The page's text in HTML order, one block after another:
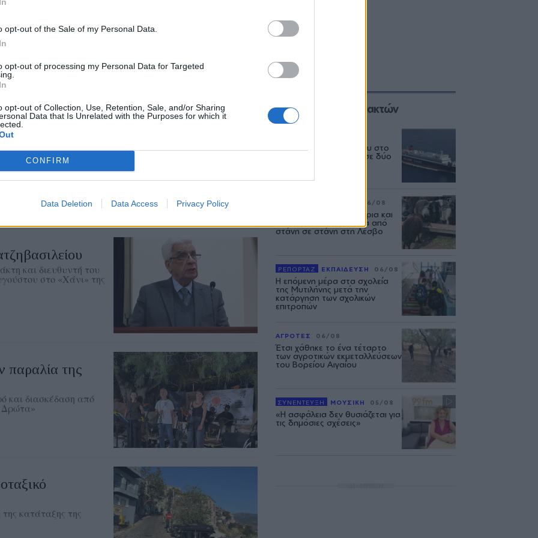
opt-out of the Sale of my Personal Data.
opt-out of processing my Personal Data for Targeted
opt-out of Collection, Use, Retention, Sale, and/or Sharing
Data that Is Unrelated with the Purposes for which it
CONFIRM
Data Deletion Data Access Privacy Policy
κοντά στο
λύση στο πρόβλημα που
περιοχής
και διευθυντή του
στο «Χάνι» της
παραλία της
και διασκέδαση από
Δρώτα»
κατάταξης της
Επιλογές των Συντακτών
Δεύτερη εμπλοκή κάβου στο
«Νήσος Ρόδος» μέσα σε δύο
06/08
Ανασταίνονται... μοσχάρια και
πρόβατα κάνουν βόλτα από
στάνη σε στάνη στη Λέσβο
ΡΕΠΟΡΤΑΖ ΕΚΠΑΙΔΕΥΣΗ 06/08
Η επόμενη μέρα στα σχολεία
της Μυτιλήνης μετά την
κατάργηση των σχολικών
επιτροπών
ΑΓΡΟΤΕΣ 06/08
Έτσι χάθηκε το ένα τέταρτο
των αγροτικών εκμεταλλεύσεων
του Βορείου Αιγαίου
ΣΥΝΕΝΤΕΥΞΗ ΜΟΥΣΙΚΗ 05/08
«Η ασφάλεια δεν θυσιάζεται για
τις δημόσιες σχέσεις»